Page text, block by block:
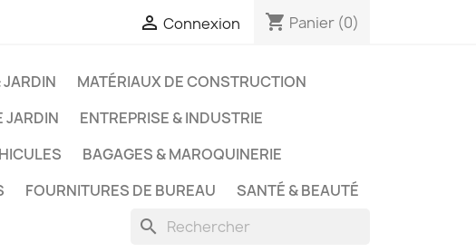
 Connexion shopping_cart Panier (0)
MATÉRIAUX DE CONSTRUCTION
JARDIN
ENTREPRISE & INDUSTRIE
BAGAGES & MAROQUINERIE
FOURNITURES DE BUREAU SANTÉ & BEAUTÉ
search